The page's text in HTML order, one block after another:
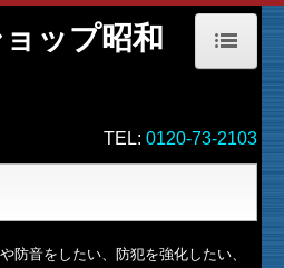
ップ昭和
TEL: 0120-73-2103
防音をしたい、防犯を強化したい、